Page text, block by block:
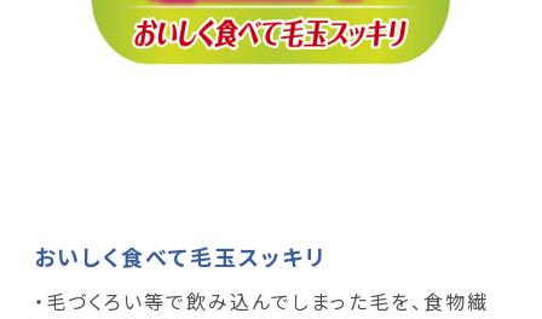
おいしく食べて毛玉スッキリ
・毛づくろい等で飲み込んでしまった毛を、食物繊